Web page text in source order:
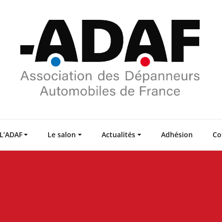
Le salon Actualités Adhésion